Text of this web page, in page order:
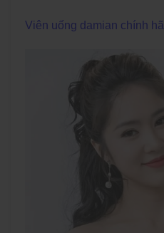
Viên uống damian chính